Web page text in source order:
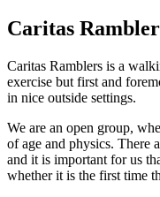
Caritas
Caritas Ramblers is a
exercise but first and
in nice outside settings.
We are an open group,
of age and physics. There
and it is important for us
whether it is the first time